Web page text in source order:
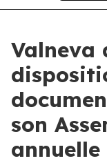
Valneva
son
annuelle